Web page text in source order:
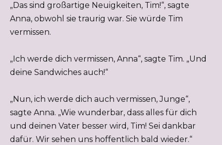
„Das sind großartige Neuigkeiten, Tim!“, sagte
Anna, obwohl sie traurig war. Sie würde Tim
vermissen.
„Ich werde dich vermissen, Anna“, sagte Tim. „Und
deine Sandwiches auch!“
„Nun, ich werde dich auch vermissen, Junge“,
sagte Anna. „Wie wunderbar, dass alles für dich
und deinen Vater besser wird, Tim! Sei dankbar
dafür. Wir sehen uns hoffentlich bald wieder.“